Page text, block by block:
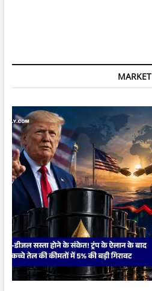
तहत
व्यापक
Ecosystem
लॉन्च
किया।
MARKET